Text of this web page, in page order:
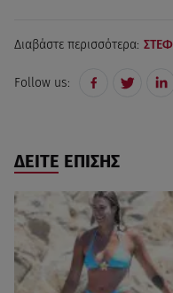
Διαβάστε περισσότερα:
Follow us:
ΔΕΙΤΕ ΕΠΙΣΗΣ